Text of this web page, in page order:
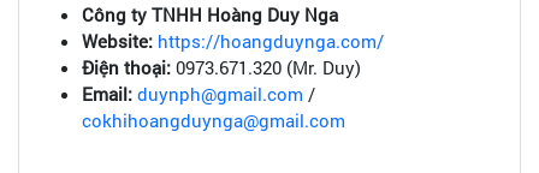
Công ty TNHH Hoàng Duy Nga
Website: https://hoangduynga.com/
Điện thoại: 0973.671.320 (Mr. Duy)
Email: duynph@gmail.com /
cokhihoangduynga@gmail.com